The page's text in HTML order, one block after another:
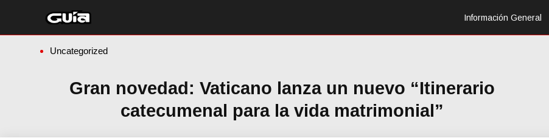
contenido
Información General
Uncategorized
Gran novedad: Vaticano lanza un nuevo “Itinerario
catecumenal para la vida matrimonial”